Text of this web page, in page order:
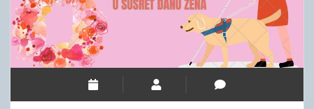
i
C
r
o
p
d
w
UPRAVNI ODBOR
NADZORNI ODBOR
STRUČNA SLUŽBA
n
d
r
o
p
d
o
w
n
ORGANIZACIJA SLIJEPIH ZA BAR I ULCINJ
ORGANIZACIJA SLIJEPIH ZA BERANE, ANDRIJEVICU, PLAV I
ORGANIZACIJA SLIJEPIH ZA BIJELO POLJE I MOJKOVAC
ORGANIZACIJA SLIJEPIH ZA KOTOR, TIVAT, HERCEG NOVI I
ZVUČNA REVIJA